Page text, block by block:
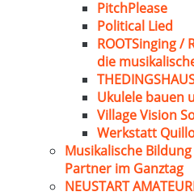
PitchPlease
Political Lied
ROOTSinging /
die
Ukulele bauen
Village Vision
Werkstatt
Musikalische
Partner im Ganztag
NEUSTART